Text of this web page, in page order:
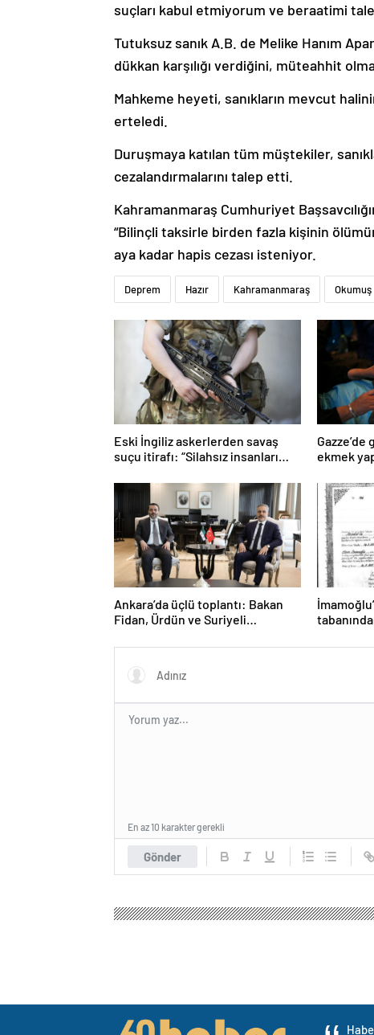
suçları kabul etmiyorum ve beraatimi
Tutuksuz sanık A.B. de Melike Hanım
dükkan karşılığı verdiğini, müteahhit
Mahkeme heyeti, sanıkların mevcut
erteledi.
Duruşmaya katılan tüm müştekiler,
cezalandırmalarını talep etti.
Kahramanmaraş Cumhuriyet
“Bilinçli taksirle birden fazla kişinin
aya kadar hapis cezası isteniyor.
Deprem Hazır Kahramanmaraş Okumuş
Eski İngiliz askerlerden savaş
suçu itirafı: “Silahsız insanları
ekmek
Ankara’da üçlü toplantı: Bakan
Fidan, Ürdün ve Suriyeli
Gönder
En az 10 karakter gerekli